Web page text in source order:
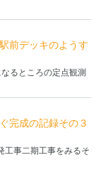
前デッキのようす
るところの定点観測
完成の記録その３
工事二期工事をみるそ